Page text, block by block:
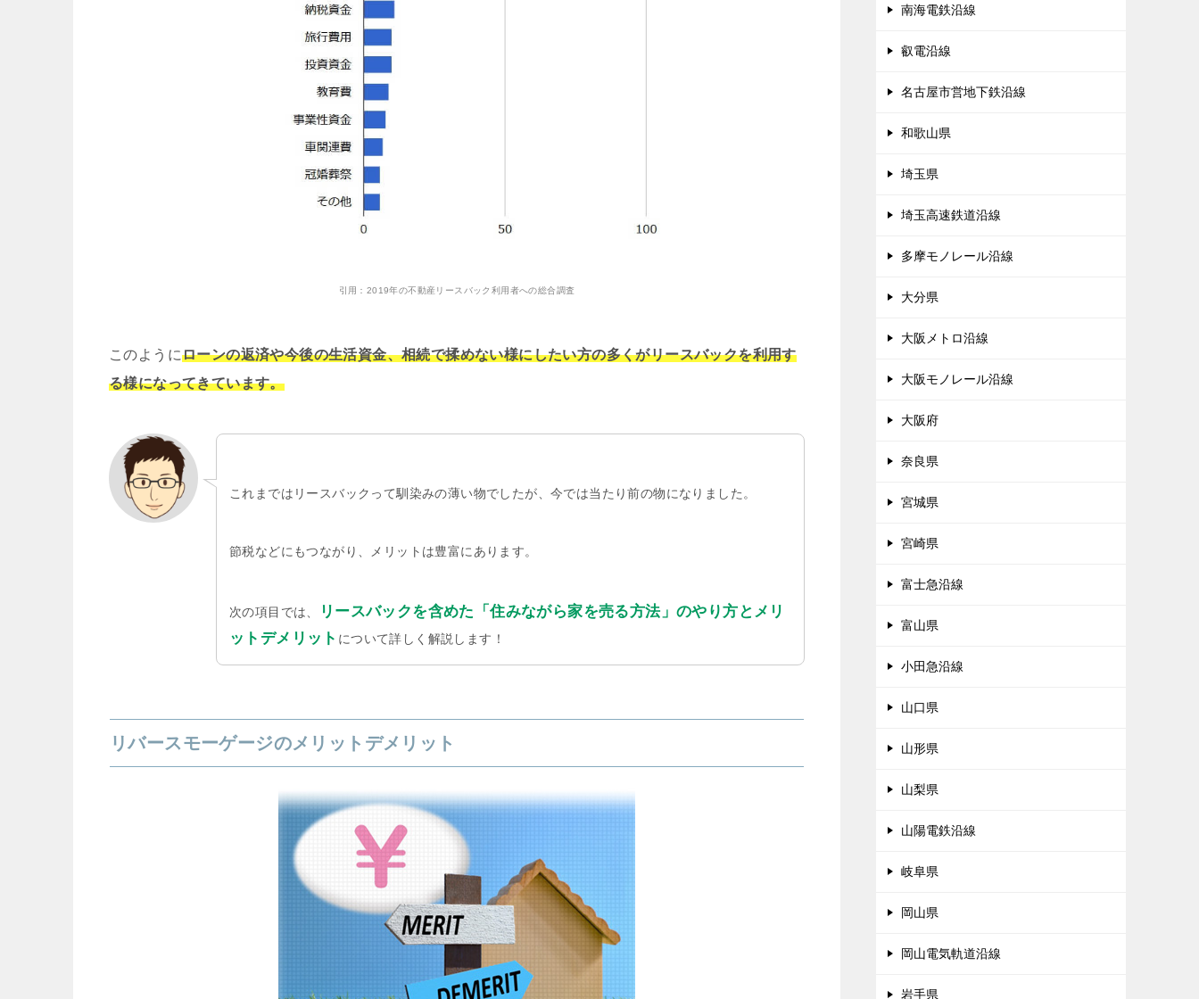
引用： 2019年の不動産リースバック利用者への総合調査
このようにローンの返済や今後の生活資金、相続で揉めない様にしたい方の多くがリースバックを利用す
る様になってきています。
これまではリースバックって馴染みの薄い物でしたが、今では当たり前の物になりました。
節税などにもつながり、メリットは豊富にあります。
次の項目では、
リースバックを含めた「住みながら家を売る方法」のやり方とメリ
ットデメリット について詳しく解説します！
リバースモーゲージのメリットデメリット
南海電鉄沿線
叡電沿線
名古屋市営地下鉄沿線
和歌山県
埼玉県
埼玉高速鉄道沿線
多摩モノレール沿線
大分県
大阪メトロ沿線
大阪モノレール沿線
大阪府
奈良県
宮城県
宮崎県
富士急沿線
富山県
小田急沿線
山口県
山形県
山梨県
山陽電鉄沿線
岐阜県
岡山県
岡山電気軌道沿線
岩手県